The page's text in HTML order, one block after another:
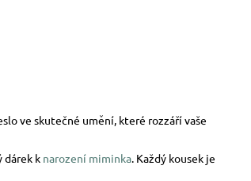
ve skutečné umění, které rozzáří vaše
dárek k narození miminka. Každý kousek je